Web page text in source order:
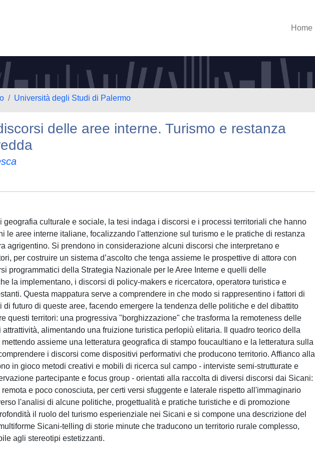
Home
Università degli Studi di Palermo
delle aree interne. Turismo e restanza
geografia culturale e sociale, la tesi indaga i discorsi e i processi territoriali che hanno
le aree interne italiane, focalizzando l'attenzione sul turismo e le pratiche di restanza
agrigentino. Si prendono in considerazione alcuni discorsi che interpretano e
per costruire un sistema d’ascolto che tenga assieme le prospettive di attorə con
programmatici della Strategia Nazionale per le Aree Interne e quelli delle
la implementano, i discorsi di policy-makers e ricercatorə, operatorə turisticə e
Questa mappatura serve a comprendere in che modo si rappresentino i fattori di
di futuro di queste aree, facendo emergere la tendenza delle politiche e del dibattito
questi territori: una progressiva "borghizzazione" che trasforma la remoteness delle
attrattività, alimentando una fruizione turistica perlopiù elitaria. Il quadro teorico della
assieme una letteratura geografica di stampo foucaultiano e la letteratura sulla
i discorsi come dispositivi performativi che producono territorio. Affianco alla
in gioco metodi creativi e mobili di ricerca sul campo - interviste semi-strutturate e
partecipante e focus group - orientati alla raccolta di diversi discorsi dai Sicani:
e poco conosciuta, per certi versi sfuggente e laterale rispetto all'immaginario
l'analisi di alcune politiche, progettualità e pratiche turistiche e di promozione
il ruolo del turismo esperienziale nei Sicani e si compone una descrizione del
Sicani-telling di storie minute che traducono un territorio rurale complesso,
agli stereotipi estetizzanti.